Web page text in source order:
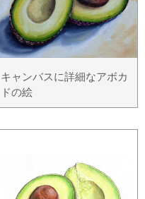
キャンバスに詳細なアボカ
ドの絵